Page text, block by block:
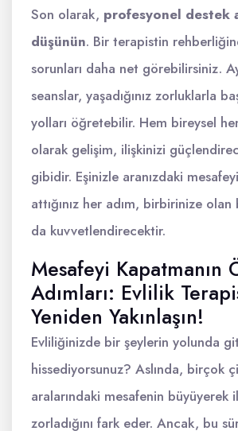
Son olarak, profesyonel destek
düşünün. Bir terapistin
sorunları daha net görebilirsiniz.
seanslar, yaşadığınız zorluklarla
yolları öğretebilir. Hem bireysel
olarak gelişim, ilişkinizi
gibidir. Eşinizle aranızdaki
attığınız her adım, birbirinize olan
da kuvvetlendirecektir.
Mesafeyi Kapatmanın
Adımları: Evlilik
Yeniden Yakınlaşın!
Evliliğinizde bir şeylerin yolunda
hissediyorsunuz? Aslında, birçok
aralarındaki mesafenin büyüyerek
zorladığını fark eder. Ancak, bu